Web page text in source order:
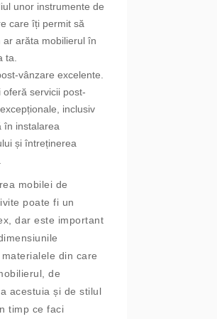
unor instrumente de
care îți permit să
ar arăta mobilierul în
ta.
vânzare excelente.
oferă servicii post-
inclusiv
în instalarea
și întreținerea
mobilei de
poate fi un
dar este important
din care
de
acestuia și de stilul
timp ce faci